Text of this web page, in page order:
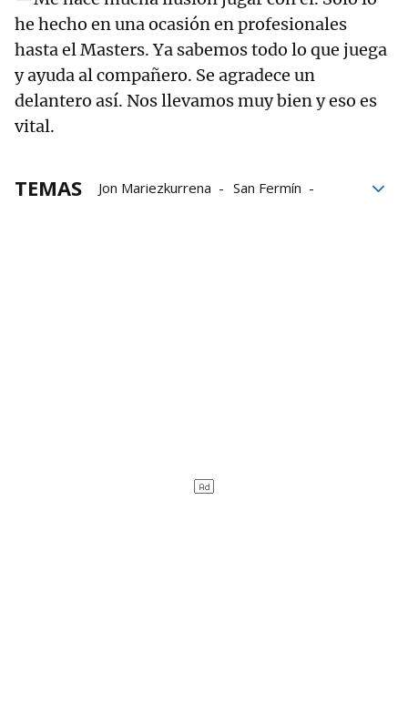
he hecho en una ocasión en profesionales
hasta el Masters. Ya sabemos todo lo que juega
y ayuda al compañero. Se agradece un
delantero así. Nos llevamos muy bien y eso es
vital.
TEMAS Jon Mariezkurrena
San Fermín